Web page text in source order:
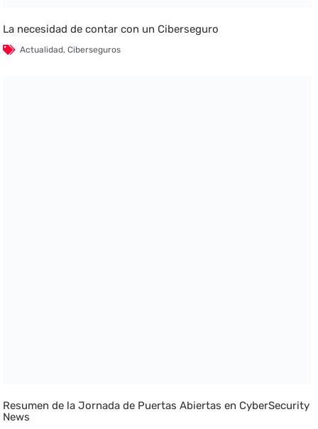
La necesidad de contar con un Ciberseguro
Actualidad,Ciberseguros
Resumen de la Jornada de Puertas Abiertas en CyberSecurity
News